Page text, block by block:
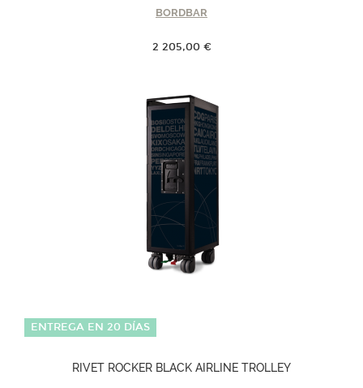
BORDBAR
2 205,00 €
ENTREGA EN 20 DÍAS
RIVET ROCKER BLACK AIRLINE TROLLEY